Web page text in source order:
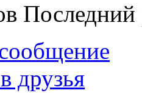
Последний
друзья